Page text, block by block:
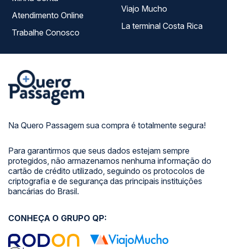
Na Quero Passagem sua compra é totalmente segura!
Para garantirmos que seus dados estejam sempre
protegidos, não armazenamos nenhuma informação do
cartão de crédito utilizado, seguindo os protocolos de
criptografia e de segurança das principais instituições
bancárias do Brasil.
Atendimento Online
Trabalhe Conosco
Viajo Mucho
La terminal Costa Rica
CONHEÇA O GRUPO QP: